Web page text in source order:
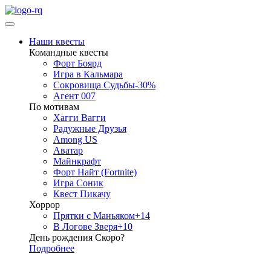
Наши квесты
Командные квесты
Форт Боярд
Игра в Кальмара
Сокровища Судьбы-30%
Агент 007
По мотивам
Хагги Вагги
Радужные Друзья
Among US
Аватар
Майнкрафт
Форт Найт (Fortnite)
Игра Соник
Квест Пикачу
Хоррор
Прятки с Маньяком+14
В Логове Зверя+10
День рождения Скоро?
Подробнее